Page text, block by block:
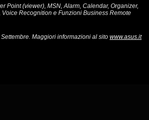
Point (viewer), MSN, Alarm, Calendar, Organizer,
Recognition e Funzioni Business Remote
Maggiori informazioni al sito www.asus.it